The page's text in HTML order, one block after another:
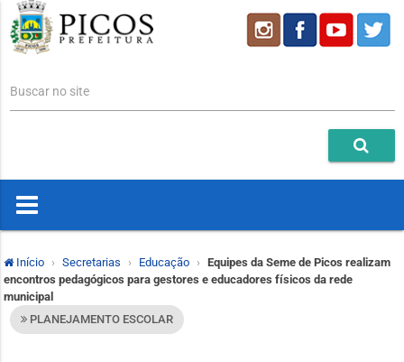
Buscar no site
Início Secretarias Educação
Equipes da Seme de Picos realizam
encontros pedagógicos para gestores e educadores físicos da rede
municipal
PLANEJAMENTO ESCOLAR